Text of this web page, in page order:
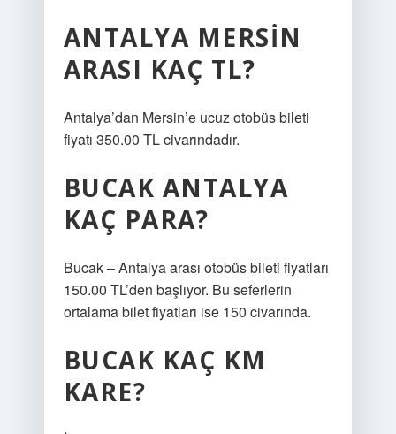
ANTALYA MERSIN
ARASI KAÇ TL?
Antalya’dan Mersin’e ucuz otobüs bileti
fiyatı 350.00 TL civarındadır.
BUCAK ANTALYA
KAÇ PARA?
Bucak – Antalya arası otobüs bileti fiyatları
150.00 TL’den başlıyor. Bu seferlerin
ortalama bilet fiyatları ise 150 civarında.
BUCAK KAÇ KM
KARE?